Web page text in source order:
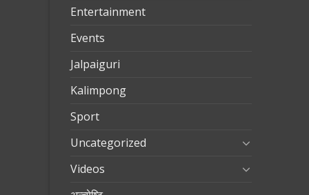
Entertainment
Events
Jalpaiguri
Kalimpong
Sport
Uncategorized
Videos